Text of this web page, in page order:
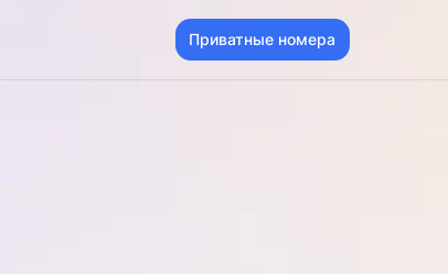
Приватные номера